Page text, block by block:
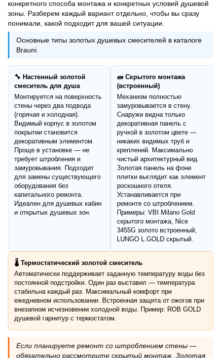
конкретного способа монтажа и конкретных условий душевой
зоны. Разберем каждый вариант отдельно, чтобы вы сразу
понимали, какой подходит для вашей ситуации.
Основные типы золотых душевых смесителей в каталоге
Brauni.
🔧 Настенный золотой
смеситель для душа
Монтируется на поверхность
стены через два подвода
(горячая и холодная).
Видимый корпус в золотом
покрытии становится
декоративным элементом.
Проще в установке — не
требует штробления и
замуровывания. Подходит
для замены существующего
оборудования без
капитального ремонта.
Идеален для душевых кабин
и открытых душевых зон.
🧱 Скрытого монтажа
(встроенный)
Механизм полностью
замуровывается в стену.
Снаружи видна только
декоративная панель с
ручкой в золотом цвете —
никаких видимых труб и
креплений. Максимально
чистый архитектурный вид.
Золотая панель на фоне
плитки выглядит как элемент
роскошного отеля.
Устанавливается при
ремонте со штроблением.
Примеры: VBI Milano Gold
скрытого монтажа, Nice
3455G золото встроенный,
LUNGO L.GOLD скрытый.
🌡️ Термостатический золотой смеситель
Автоматически поддерживает заданную температуру воды без
постоянной подстройки. Один раз выставил — температура
стабильна каждый раз. Максимальный комфорт при
ежедневном использовании. Встроенная защита от ожогов при
внезапном исчезновении холодной воды. Пример: ROB GOLD
душевой гарнитур с термостатом.
Если планируете ремонт со штроблением стены —
обязательно рассмотрите скрытый монтаж. Золотая